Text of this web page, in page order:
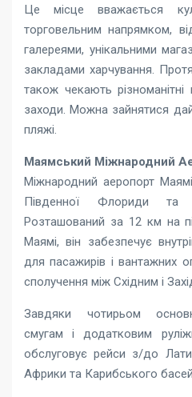
Це місце вважається
торговельним напрямком,
галереями, унікальними
закладами харчування.
також чекають різноманітні
заходи. Можна зайнятися
пляжі.
Маямський Міжнародний
Міжнародний аеропорт
Південної Флориди та
Розташований за 12 км на
Маямі, він забезпечує
для пасажирів і вантажних
сполучення між Східним і
Завдяки чотирьом
смугам і додатковим
обслуговує рейси з/до
Африки та Карибського